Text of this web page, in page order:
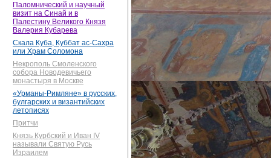
Паломнический и научный
визит на Синай и в
Палестину Великого Князя
Валерия Кубарева
Скала Куба, Куббат ас-Сахра
или Храм Соломона
Некрополь Смоленского
собора Новодевичьего
монастыря в Москве
«Урманы-Римляне» в русских,
булгарских и византийских
летописях
Притчи
Князь Курбский и Иван IV
называли Святую Русь
Израилем